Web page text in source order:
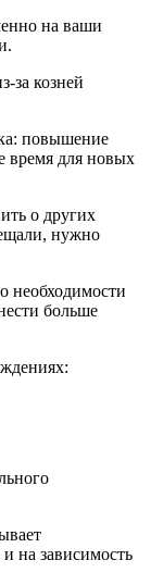
на ваши
за козней
повышение
время для новых
о других
нужно
необходимости
больше
на зависимость